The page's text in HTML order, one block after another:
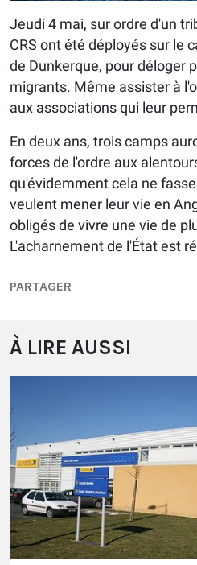
Jeudi 4 mai, sur ordre d'un
CRS ont été déployés sur le
de Dunkerque, pour déloger
migrants. Même assister à
aux associations qui leur
En deux ans, trois camps
forces de l'ordre aux
qu'évidemment cela ne
veulent mener leur vie en
obligés de vivre une vie de
L'acharnement de l'État est
PARTAGER
À LIRE AUSSI